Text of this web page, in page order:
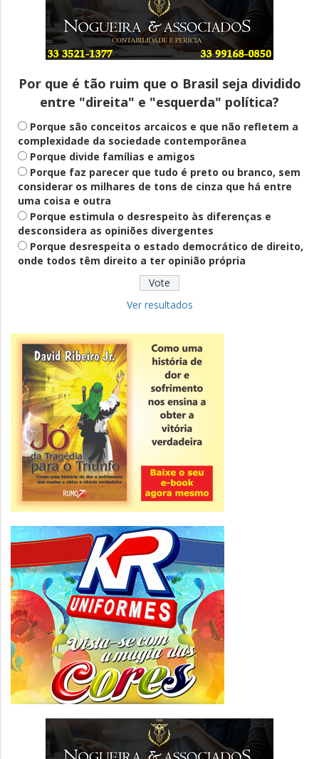
Entenda
Pix Pensão Alimentícia: entenda o que é
e como solicitar
Saúde Mental
Plataforma oferece escuta em saúde
mental para jovens no SUS Digital
Definido
PT lança Patrus Ananias como candidato
ao governo de Minas Gerais
Fies: pré-selecionados têm até terça
para complementar informações
Novidade
CNPJ alfanumérico começa a ser emitido
nesta sexta
ver todas »
Por que é tão ruim que o Brasil seja dividido
entre "direita" e "esquerda" política?
Porque são conceitos arcaicos e que não refletem a
complexidade da sociedade contemporânea
Porque divide famílias e amigos
Porque faz parecer que tudo é preto ou branco, sem
considerar os milhares de tons de cinza que há entre
uma coisa e outra
Porque estimula o desrespeito às diferenças e
desconsidera as opiniões divergentes
Porque desrespeita o estado democrático de direito,
onde todos têm direito a ter opinião própria
Ver resultados